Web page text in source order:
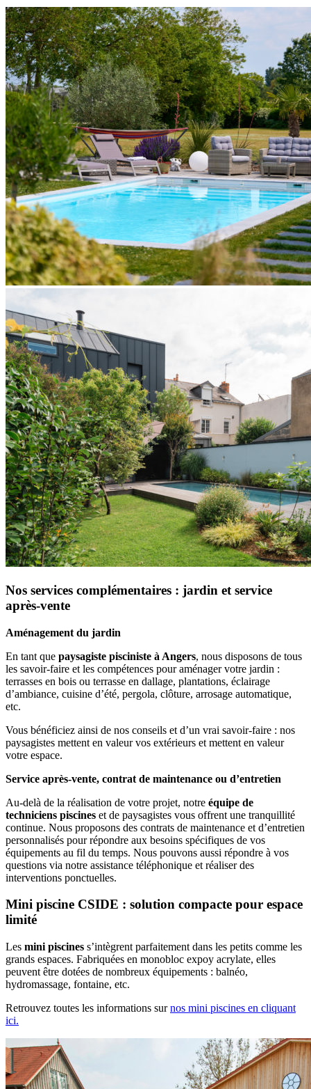
Nos services complémentaires : jardin et service
après-vente
Aménagement du jardin
En tant que paysagiste pisciniste à Angers, nous disposons de tous
les savoir-faire et les compétences pour aménager votre jardin :
terrasses en bois ou terrasse en dallage, plantations, éclairage
d’ambiance, cuisine d’été, pergola, clôture, arrosage automatique,
etc.
Vous bénéficiez ainsi de nos conseils et d’un vrai savoir-faire : nos
paysagistes mettent en valeur vos extérieurs et mettent en valeur
votre espace.
Service après-vente, contrat de maintenance ou d’entretien
Au-delà de la réalisation de votre projet, notre équipe de
techniciens piscines et de paysagistes vous offrent une tranquillité
continue. Nous proposons des contrats de maintenance et d’entretien
personnalisés pour répondre aux besoins spécifiques de vos
équipements au fil du temps. Nous pouvons aussi répondre à vos
questions via notre assistance téléphonique et réaliser des
interventions ponctuelles.
Mini piscine CSIDE : solution compacte pour espace
limité
Les mini piscines s’intègrent parfaitement dans les petits comme les
grands espaces. Fabriquées en monobloc expoy acrylate, elles
peuvent être dotées de nombreux équipements : balnéo,
hydromassage, fontaine, etc.
Retrouvez toutes les informations surnos mini piscines en cliquant
ici.